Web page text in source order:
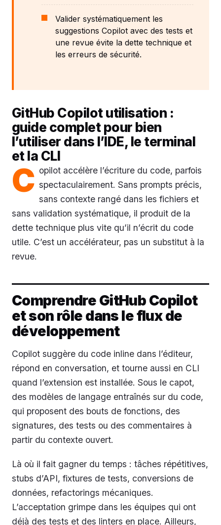
Valider systématiquement les
suggestions Copilot avec des tests et
une revue évite la dette technique et
les erreurs de sécurité.
GitHub Copilot utilisation :
guide complet pour bien
l’utiliser dans l’IDE, le terminal
et la CLI
C opilot accélère l’écriture du code, parfois
spectaculairement. Sans prompts précis,
sans contexte rangé dans les fichiers et
sans validation systématique, il produit de la
dette technique plus vite qu’il n’écrit du code
utile. C’est un accélérateur, pas un substitut à la
revue.
Comprendre GitHub Copilot
et son rôle dans le flux de
développement
Copilot suggère du code inline dans l’éditeur,
répond en conversation, et tourne aussi en CLI
quand l’extension est installée. Sous le capot,
des modèles de langage entraînés sur du code,
qui proposent des bouts de fonctions, des
signatures, des tests ou des commentaires à
partir du contexte ouvert.
Là où il fait gagner du temps : tâches répétitives,
stubs d’API, fixtures de tests, conversions de
données, refactorings mécaniques.
L’acceptation grimpe dans les équipes qui ont
déjà des tests et des linters en place. Ailleurs,